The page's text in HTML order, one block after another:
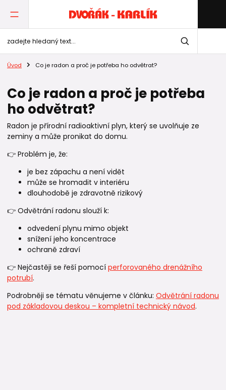
Úvod Co je radon a proč je potřeba ho odvětrat?
Co je radon a proč je potřeba
ho odvětrat?
Radon je přírodní radioaktivní plyn, který se uvolňuje ze
zeminy a může pronikat do domu.
👉 Problém je, že:
je bez zápachu a není vidět
může se hromadit v interiéru
dlouhodobě je zdravotně rizikový
👉 Odvětrání radonu slouží k:
odvedení plynu mimo objekt
snížení jeho koncentrace
ochraně zdraví
👉 Nejčastěji se řeší pomocí perforovaného drenážního
potrubí.
Podrobněji se tématu věnujeme v článku: Odvětrání radonu
pod základovou deskou – kompletní technický návod.